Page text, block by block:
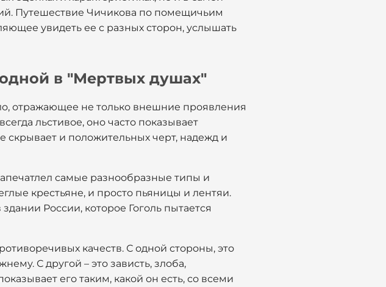
Путешествие Чичикова по помещичьим
увидеть ее с разных сторон, услышать
в "Мертвых душах"
отражающее не только внешние проявления
льстивое, оно часто показывает
скрывает и положительных черт, надежд и
самые разнообразные типы и
крестьяне, и просто пьяницы и лентяи.
России, которое Гоголь пытается
качеств. С одной стороны, это
С другой – это зависть, злоба,
его таким, какой он есть, со всеми